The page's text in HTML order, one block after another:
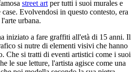
street art per tutti i suoi murales e
Evolvendosi in questo contesto, era
urbana.
iniziato a fare graffiti all'età di 15 anni. Il
si nutre di elementi visivi che hanno
Che si tratti di eventi artistici come i suoi
le sue letture, l'artista agisce come una